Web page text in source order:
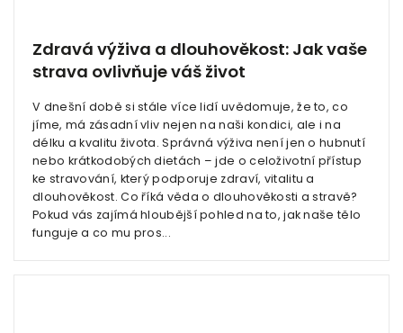
Zdravá výživa a dlouhověkost: Jak vaše
strava ovlivňuje váš život
V dnešní době si stále více lidí uvědomuje, že to, co
jíme, má zásadní vliv nejen na naši kondici, ale i na
délku a kvalitu života. Správná výživa není jen o hubnutí
nebo krátkodobých dietách – jde o celoživotní přístup
ke stravování, který podporuje zdraví, vitalitu a
dlouhověkost. Co říká věda o dlouhověkosti a stravě?
Pokud vás zajímá hloubější pohled na to, jak naše tělo
funguje a co mu pros...